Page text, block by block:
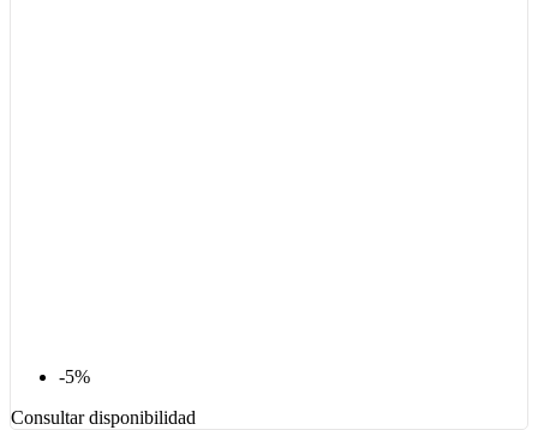
-5%
Consultar disponibilidad